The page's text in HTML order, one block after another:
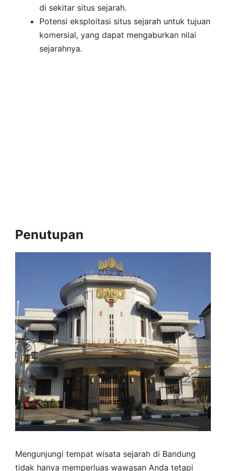
di sekitar situs sejarah.
Potensi eksploitasi situs sejarah untuk tujuan
komersial, yang dapat mengaburkan nilai
sejarahnya.
Penutupan
Mengunjungi tempat wisata sejarah di Bandung
tidak hanya memperluas wawasan Anda tetapi